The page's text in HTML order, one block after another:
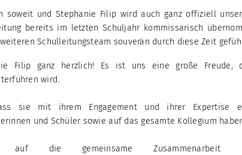
soweit und Stephanie Filip wird auch ganz offiziell
bereits im letzten Schuljahr kommissarisch
Schulleitungsteam souverän durch diese Zeit
Filip ganz herzlich! Es ist uns eine große Freude,
wird.
sie mit ihrem Engagement und ihrer Expertise
und Schüler sowie auf das gesamte Kollegium
die gemeinsame Zusammenarbeit